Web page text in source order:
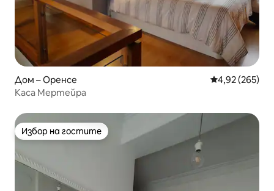
Дом – Оренсе Средна
4,92 (265)
Каса Мертейра
Избор на гостите
Избор на гостите